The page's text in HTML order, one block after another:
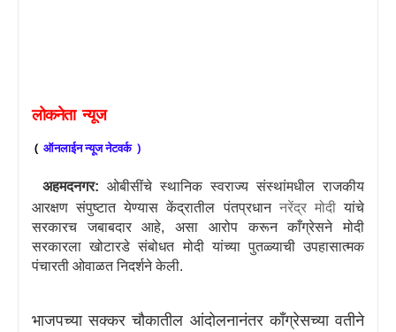
लोकनेता न्यूज
( ऑनलाईनन्यूजनेटवर्क)
अहमदनगर: ओबीसींचे स्थानिक स्वराज्य संस्थांमधील राजकीय
आरक्षण संपुष्टात येण्यास केंद्रातील पंतप्रधान नरेंद्र मोदीयांचे
सरकारच जबाबदार आहे,असा आरोप करून काँग्रेसने मोदी
सरकारला खोटारडे संबोधत मोदी यांच्या पुतळ्याची उपहासात्मक
पंचारती ओवाळत निदर्शने केली.
भाजपच्या सक्कर चौकातील आंदोलनानंतर काँग्रेसच्या वतीने